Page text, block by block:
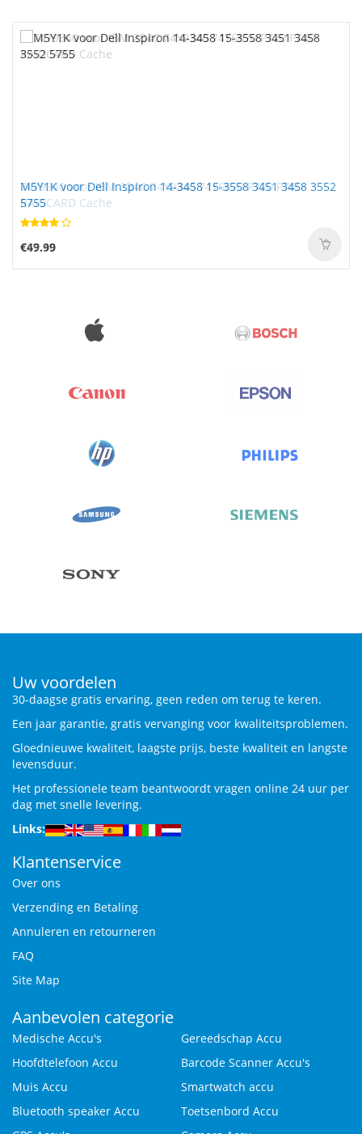
M5Y1K voor Dell Inspiron 14-3458 15-3558 3451 3458 3552
5755
€49.99
Uw voordelen
30-daagse gratis ervaring, geen reden om terug te keren.
Een jaar garantie, gratis vervanging voor kwaliteitsproblemen.
Gloednieuwe kwaliteit, laagste prijs, beste kwaliteit en langste
levensduur.
Het professionele team beantwoordt vragen online 24 uur per
dag met snelle levering.
Links:
Klantenservice
Over ons
Verzending en Betaling
Annuleren en retourneren
FAQ
Site Map
Aanbevolen categorie
Medische Accu's
Gereedschap Accu
Hoofdtelefoon Accu
Barcode Scanner Accu's
Muis Accu
Smartwatch accu
Bluetooth speaker Accu
Toetsenbord Accu